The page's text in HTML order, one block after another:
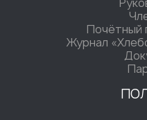
Почётный
Журнал